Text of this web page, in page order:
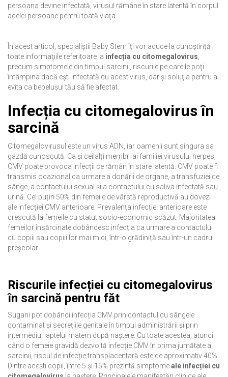
persoana devine infectată, virusul rămâne în stare latentă în corpul
acelei persoane pentru toată viața.
În acest articol, specialiştii Baby Stem îţi vor aduce la cunoștință
toate informaţiile referitoare la infecția cu citomegalovirus
precum simptomele din timpul sarcinii, riscurile pe care le poţi
întâmpina dacă ești infectată cu acest virus, dar şi soluţia pentru a
evita ca bebeluşul tău să fie afectat.
Infecția cu citomegalovirus în
sarcină
Citomegalovirusul este un virus ADN, iar oamenii sunt singura sa
gazdă cunoscută. Ca și ceilalți membri ai familiei virusului herpes,
CMV poate provoca infecții ce rămân în stare latentă. CMV poate fi
transmis ocazional ca urmare a donării de organe, a transfuziei de
sânge, a contactului sexual și a contactului cu saliva infectată sau
urină. Cel puțin 50% din femeile de vârstă reproductivă au dovezi
ale infecției CMV anterioare. Prevalența infecției anterioare este
crescută la femeile cu statut socio-economic scăzut. Majoritatea
femeilor însărcinate dobândesc infecția ca urmare a contactului
cu copiii sau copiii lor mai mici, într-o grădiniță sau într-un cadru
preșcolar.
Riscurile infecției cu citomegalovirus
în sarcină pentru făt
Sugarii pot dobândi infecția CMV prin contactul cu sângele
contaminat și secrețiile genitale în timpul administrării și prin
intermediul laptelui matern după naștere. Cu toate acestea, atunci
când o femeie gravidă dezvoltă infecție CMV în prima jumătate a
sarcinii, riscul de infecție transplacentară este de aproximativ 40%.
Dintre acești copii, între 5 și 15% prezintă simptomeale infecției cu